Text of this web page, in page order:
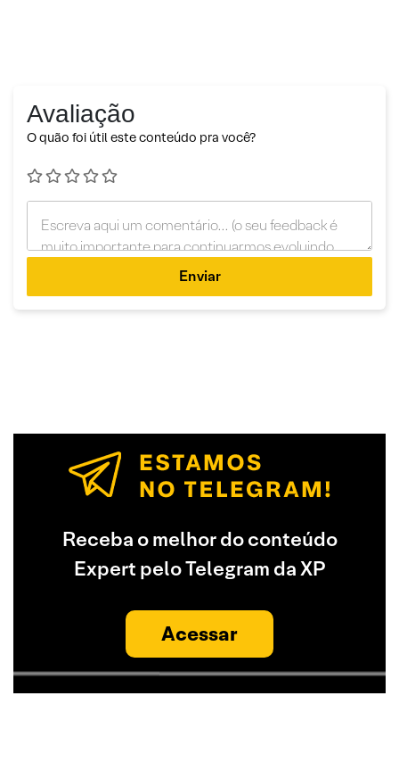
Avaliação
O quão foi útil este conteúdo pra você?
Enviar
Receba o melhor do conteúdo
Expert pelo Telegram da XP
Acessar